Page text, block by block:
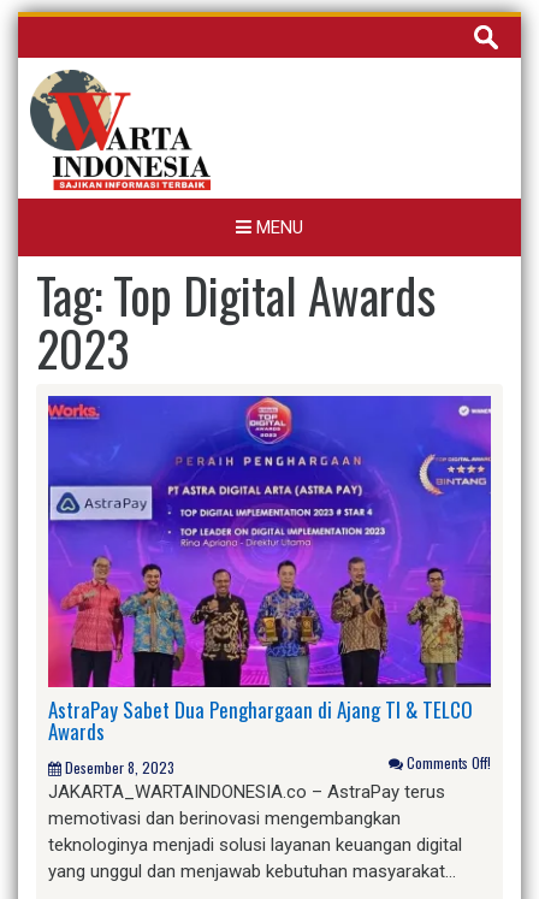
Skip
content
Cari
untuk:
MENU
Tag:Top Digital Awards
2023
AstraPay Sabet Dua Penghargaan di Ajang TI & TELCO
Awards
Desember 8, 2023 Comments Off!
JAKARTA_WARTAINDONESIA.co – AstraPay terus
memotivasi dan berinovasi mengembangkan
teknologinya menjadi solusi layanan keuangan digital
yang unggul dan menjawab kebutuhan masyarakat…